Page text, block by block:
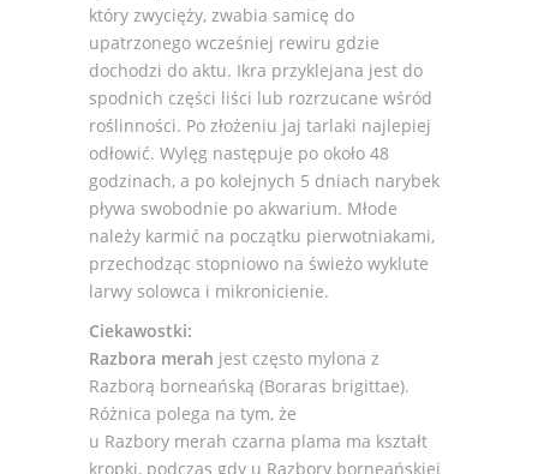
który zwycięży, zwabia samicę do
upatrzonego wcześniej rewiru gdzie
dochodzi do aktu. Ikra przyklejana jest do
spodnich części liści lub rozrzucane wśród
roślinności. Po złożeniu jaj tarlaki najlepiej
odłowić. Wylęg następuje po około 48
godzinach, a po kolejnych 5 dniach narybek
pływa swobodnie po akwarium. Młode
należy karmić na początku pierwotniakami,
przechodząc stopniowo na świeżo wyklute
larwy solowca i mikronicienie.
Ciekawostki:
Razbora merah jest często mylona z
Razborą borneańską (Boraras brigittae).
Różnica polega na tym, że
u Razbory merah czarna plama ma kształt
kropki, podczas gdy u Razbory borneańskiej